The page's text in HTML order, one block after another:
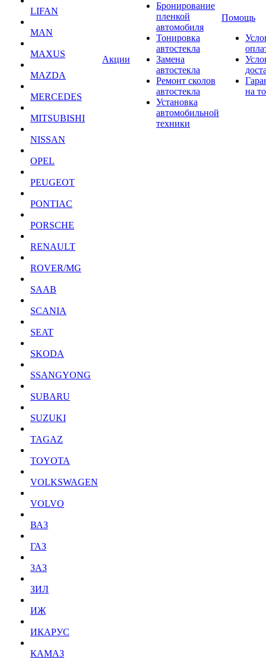
LIFAN
MAN
MAXUS
MAZDA
MERCEDES
MITSUBISHI
NISSAN
OPEL
PEUGEOT
PONTIAC
PORSCHE
RENAULT
ROVER/MG
SAAB
SCANIA
SEAT
SKODA
SSANGYONG
SUBARU
SUZUKI
TAGAZ
TOYOTA
VOLKSWAGEN
VOLVO
ВАЗ
ГАЗ
ЗАЗ
ЗИЛ
ИЖ
ИКАРУС
КАМАЗ
Акции
Бронирование
пленкой
автомобиля
Тонировка
автостекла
Замена
автостекла
Ремонт сколов
автостекла
Установка
автомобильной
техники
Помощь
на